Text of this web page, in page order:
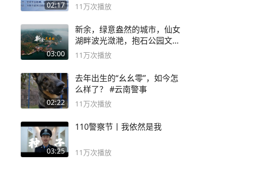
02:17
副书记
11万次播放
03:00
新余，绿意盎然的城市，仙女
湖畔波光潋滟，抱石公园文化
深邃……
11万次播放
02:22
去年出生的“幺幺零”，如今怎
么样了？ #云南警事
11万次播放
03:25
110警察节丨我依然是我
11万次播放